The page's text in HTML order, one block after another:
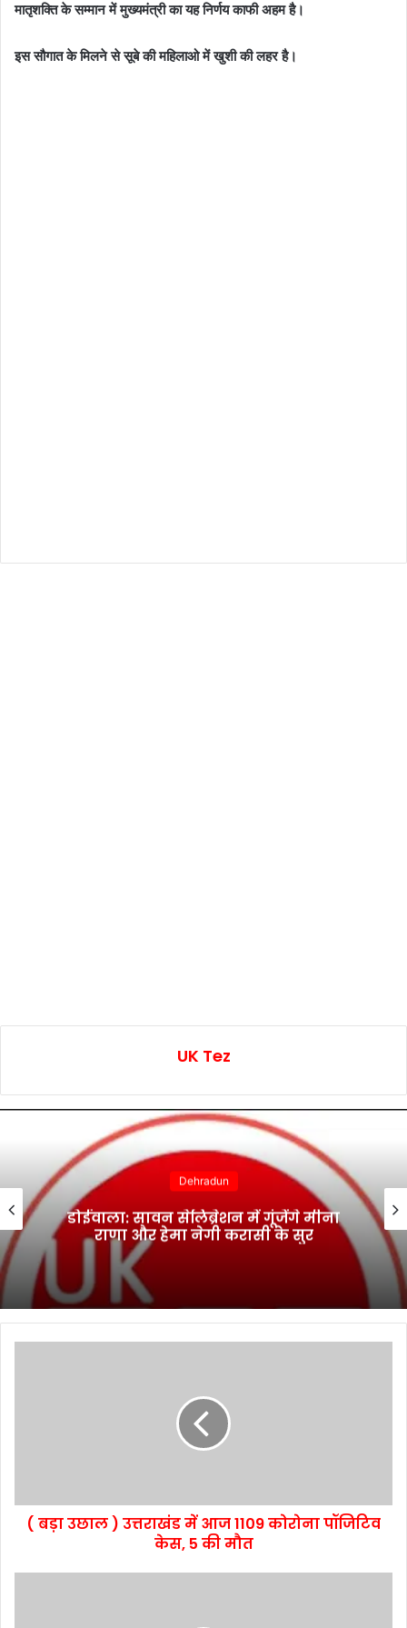
मातृशक्ति के सम्मान में मुख्यमंत्री का यह निर्णय काफी अहम है।
इस सौगात के मिलने से सूबे की महिलाओ में खुशी की लहर है।
UK Tez
Dehradun
डोईवाला: सावन सेलिब्रेशन में गूंजेंगे मीना
राणा और हेमा नेगी करासी के सुर
( बड़ा उछाल ) उत्तराखंड में आज 1109 कोरोना पॉजिटिव
केस, 5 की मौत